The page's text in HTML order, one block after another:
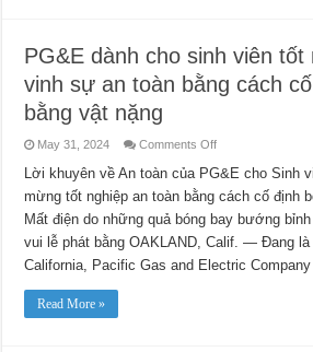
PG&E dành cho sinh viên tốt
vinh sự an toàn bằng cách
bằng vật nặng
May 31, 2024 Comments Offon
dành
cho
sinh
tốt
nghiệp:
Tôn
vinh
sự
Lời khuyên về An toàn của PG&E cho Sinh
mừng tốt nghiệp an toàn bằng cách cố định
Mất điện do những quả bóng bay bướng
vui lễ phát bằng OAKLAND, Calif. — Đang là
California, Pacific Gas and Electric
Read More »